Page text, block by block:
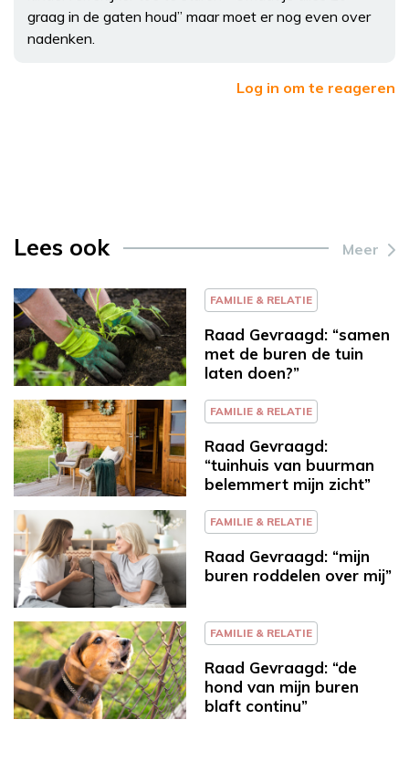
graag in de gaten houd” maar moet er nog even over
nadenken.
Log in om te reageren
Lees ook Meer
FAMILIE & RELATIE
Raad Gevraagd: “samen
met de buren de tuin
laten doen?”
FAMILIE & RELATIE
Raad Gevraagd:
“tuinhuis van buurman
belemmert mijn zicht”
FAMILIE & RELATIE
Raad Gevraagd: “mijn
buren roddelen over mij”
FAMILIE & RELATIE
Raad Gevraagd: “de
hond van mijn buren
blaft continu”